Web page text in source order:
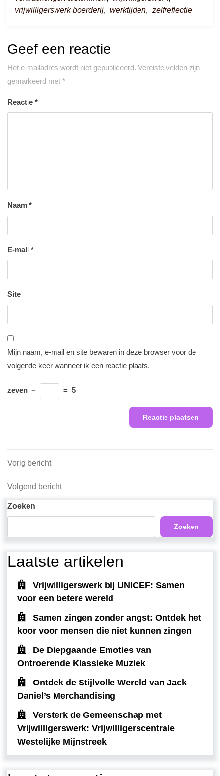
vrijwilligerswerk boerderij, werktijden, zelfreflectie
Geef een reactie
Het e-mailadres wordt niet gepubliceerd. Vereiste velden zijn
gemarkeerd met *
Reactie *
Naam *
E-mail *
Site
Mijn naam, e-mail en site bewaren in deze browser voor de
volgende keer wanneer ik een reactie plaats.
zeven − = 5
Berichtnavigatie
Vorig
Vorig bericht
Volgend
Volgend bericht
Zoeken
Zoeken
Laatste artikelen
Vrijwilligerswerk bij UNICEF: Samen
voor een betere wereld
Samen zingen zonder angst: Ontdek het
koor voor mensen die niet kunnen zingen
De Diepgaande Emoties van
Ontroerende Klassieke Muziek
Ontdek de Stijlvolle Wereld van Jack
Daniel’s Merchandising
Versterk de Gemeenschap met
Vrijwilligerswerk: Vrijwilligerscentrale
Westelijke Mijnstreek